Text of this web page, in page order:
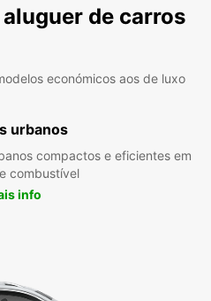
de carros
económicos aos de luxo
urbanos
compactos e eficientes em
combustível
info